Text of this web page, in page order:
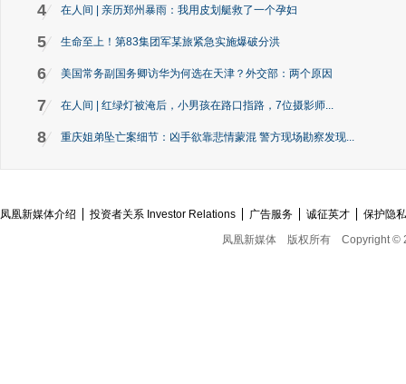
4 在人间 | 亲历郑州暴雨：我用皮划艇救了一个孕妇
5 生命至上！第83集团军某旅紧急实施爆破分洪
6 美国常务副国务卿访华为何选在天津？外交部：两个原因
7 在人间 | 红绿灯被淹后，小男孩在路口指路，7位摄影师...
8 重庆姐弟坠亡案细节：凶手欲靠悲情蒙混 警方现场勘察发现...
凤凰新媒体介绍 投资者关系 Investor Relations 广告服务 诚征英才
保护隐
凤凰新媒体
版权所有 Copyright ©